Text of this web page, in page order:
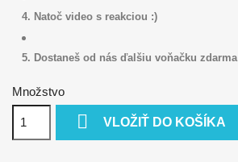
4. Natoč video s reakciou :)
5. Dostaneš od nás ďalšiu voňačku zdarma
Množstvo
 VLOŽIŤ DO KOŠÍKA